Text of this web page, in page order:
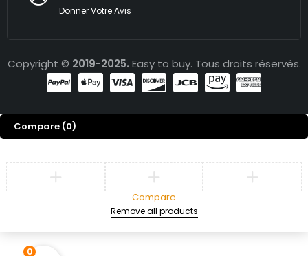
Donner Votre Avis
Copyright © 2019-2025. Easy to buy. Tous droits réservés.
0
Compare (0)
Compare
Remove all products